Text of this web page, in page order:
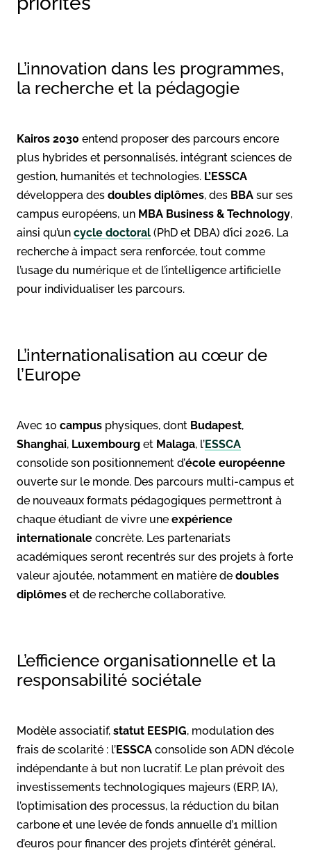
L’innovation dans les programmes,
la recherche et la pédagogie
Kairos 2030 entend proposer des parcours encore
plus hybrides et personnalisés, intégrant sciences de
gestion, humanités et technologies. L’ESSCA
développera des doubles diplômes, des BBA sur ses
campus européens, un MBA Business & Technology,
ainsi qu’un cycle doctoral (PhD et DBA) d’ici 2026. La
recherche à impact sera renforcée, tout comme
l’usage du numérique et de l’intelligence artificielle
pour individualiser les parcours.
L’internationalisation au cœur de
l’Europe
Avec 10 campus physiques, dont Budapest,
Shanghai, Luxembourg et Malaga, l’ESSCA
consolide son positionnement d’école européenne
ouverte sur le monde. Des parcours multi-campus et
de nouveaux formats pédagogiques permettront à
chaque étudiant de vivre une expérience
internationale concrète. Les partenariats
académiques seront recentrés sur des projets à forte
valeur ajoutée, notamment en matière de doubles
diplômes et de recherche collaborative.
L’efficience organisationnelle et la
responsabilité sociétale
Modèle associatif, statut EESPIG, modulation des
frais de scolarité : l’ESSCA consolide son ADN d’école
indépendante à but non lucratif. Le plan prévoit des
investissements technologiques majeurs (ERP, IA),
l’optimisation des processus, la réduction du bilan
carbone et une levée de fonds annuelle d’1 million
d’euros pour financer des projets d’intérêt général.